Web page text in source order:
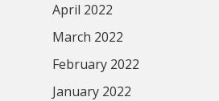
April 2022
March 2022
February 2022
January 2022